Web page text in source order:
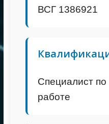
ВСГ 1386921
Специалист
работе